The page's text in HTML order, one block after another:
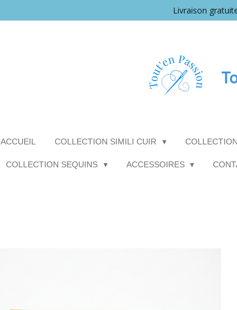
Livraison
ACCUEIL COLLECTION SIMILI CUIR
COLLECTION SEQUINS ACCESSOIRES